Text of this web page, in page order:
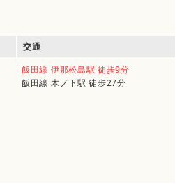
交通
飯田線 伊那松島駅 徒歩9分
飯田線 木ノ下駅 徒歩27分